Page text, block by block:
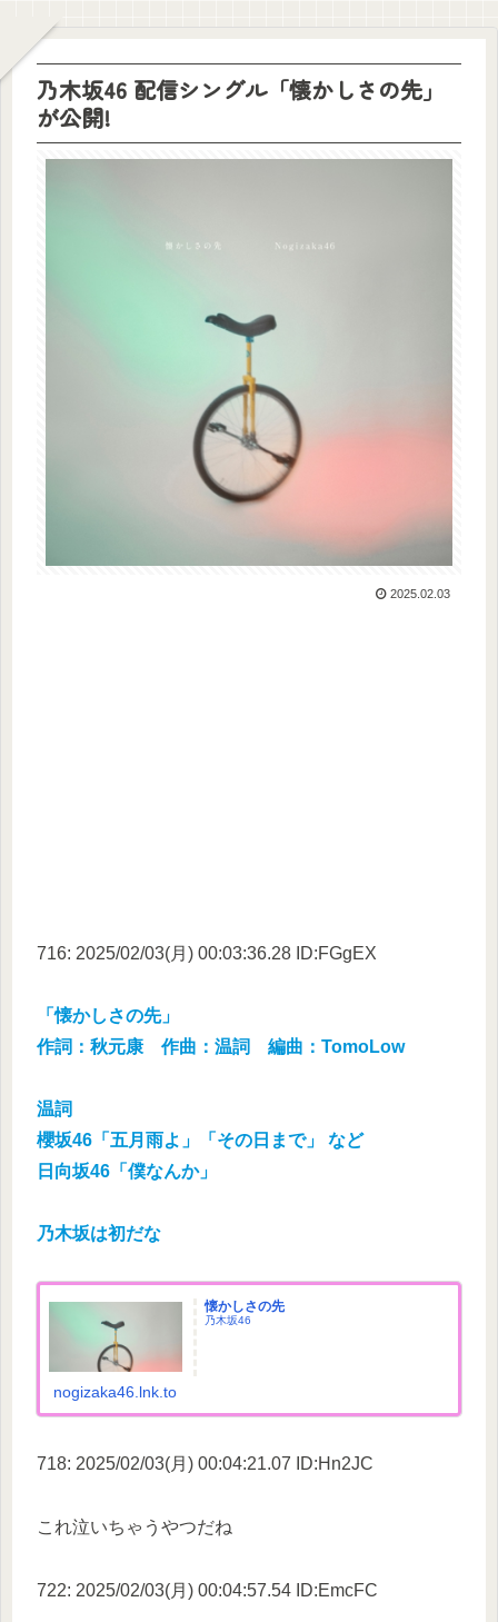
乃木坂46 配信シングル「懐かしさの先」
が公開!
2025.02.03
716: 2025/02/03(月) 00:03:36.28 ID:FGgEX
「懐かしさの先」
作詞：秋元康 作曲：温詞 編曲：TomoLow
温詞
櫻坂46「五月雨よ」「その日まで」 など
日向坂46「僕なんか」
乃木坂は初だな
懐かしさの先
乃木坂46
nogizaka46.lnk.to
718: 2025/02/03(月) 00:04:21.07 ID:Hn2JC
これ泣いちゃうやつだね
722: 2025/02/03(月) 00:04:57.54 ID:EmcFC